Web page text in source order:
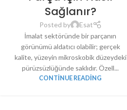
Sağlanır?
Posted by
Esat
İmalat sektöründe bir parçanın
görünümü aldatıcı olabilir; gerçek
kalite, yüzeyin mikroskobik düzeydeki
pürüzsüzlüğünde saklıdır. Özell...
CONTINUE READING